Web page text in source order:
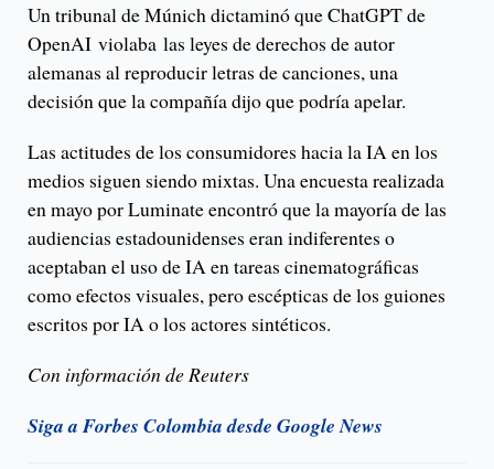
Un tribunal de Múnich dictaminó que ChatGPT de
OpenAI violaba las leyes de derechos de autor
alemanas al reproducir letras de canciones, una
decisión que la compañía dijo que podría apelar.
Las actitudes de los consumidores hacia la IA en los
medios siguen siendo mixtas. Una encuesta realizada
en mayo por Luminate encontró que la mayoría de las
audiencias estadounidenses eran indiferentes o
aceptaban el uso de IA en tareas cinematográficas
como efectos visuales, pero escépticas de los guiones
escritos por IA o los actores sintéticos.
Con información de Reuters
Siga a Forbes Colombia desde Google News